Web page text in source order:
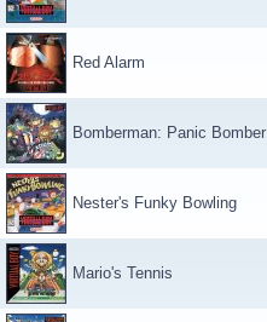
Red Alarm
Bomberman: Panic Bomber
Nester's Funky Bowling
Mario's Tennis